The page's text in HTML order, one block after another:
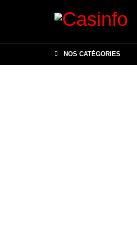
NOS CATÉGORIES